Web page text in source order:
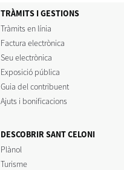
TRÀMITS I GESTIONS
Tràmits en línia
Factura electrònica
Seu electrònica
Exposició pública
Guia del contribuent
Ajuts i bonificacions
DESCOBRIR SANT CELONI
Plànol
Turisme